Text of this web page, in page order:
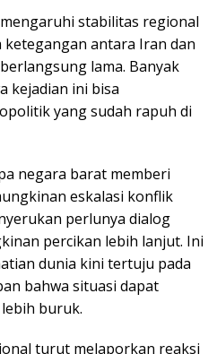
stabilitas regional
antara Iran dan
lama. Banyak
kejadian ini bisa
yang sudah rapuh di
negara barat memberi
eskalasi konflik
perlunya dialog
percikan lebih lanjut. Ini
dunia kini tertuju pada
bahwa situasi dapat
buruk.
turut melaporkan reaksi